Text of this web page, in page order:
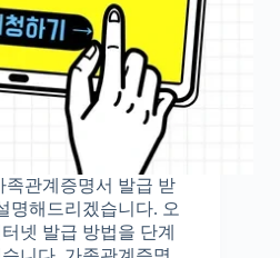
족관계증명서 발급 받
명해드리겠습니다. 오
넷 발급 방법을 단계